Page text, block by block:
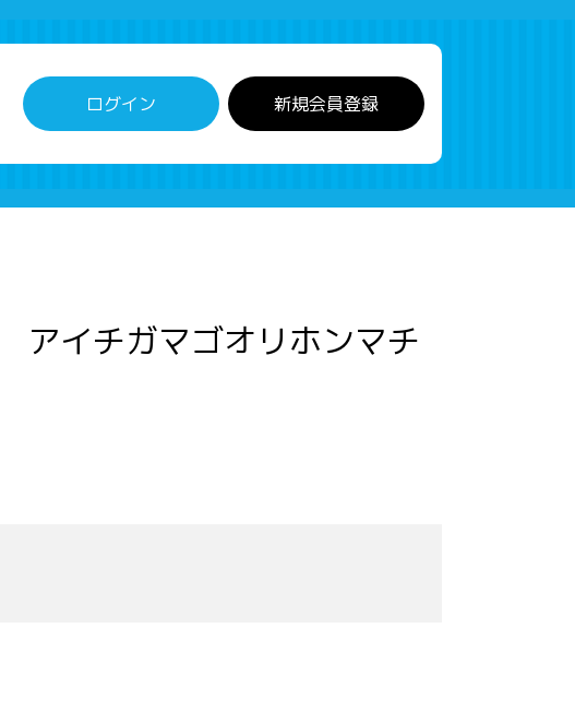
ログイン 新規会員登録
イチガマゴオリホンマチ